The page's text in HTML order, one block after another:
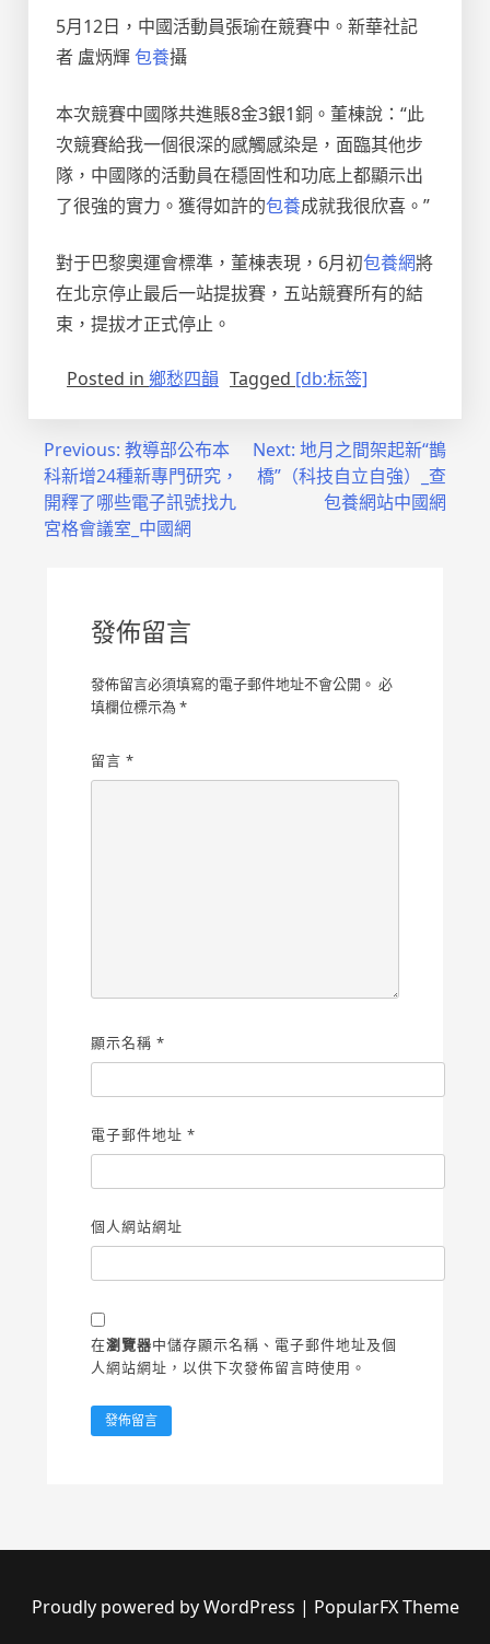
5月12日，中國活動員張瑜在競賽中。新華社記
者 盧炳輝包養攝
本次競賽中國隊共進賬8金3銀1銅。董棟說：“此
次競賽給我一個很深的感觸感染是，面臨其他步
隊，中國隊的活動員在穩固性和功底上都顯示出
了很強的實力。獲得如許的包養成就我很欣喜。”
對于巴黎奧運會標準，董棟表現，6月初包養網將
在北京停止最后一站提拔賽，五站競賽所有的結
束，提拔才正式停止。
Posted in 鄉愁四韻 Tagged [db:标签]
Previous: 教導部公布本
科新增24種新專門研究，
開釋了哪些電子訊號找九
宮格會議室_中國網
Next: 地月之間架起新“鵲
橋”（科技自立自強）_查
包養網站中國網
發佈留言
發佈留言必須填寫的電子郵件地址不會公開。 必
填欄位標示為 *
留言 *
顯示名稱 *
電子郵件地址 *
個人網站網址
在瀏覽器中儲存顯示名稱、電子郵件地址及個
人網站網址，以供下次發佈留言時使用。
Proudly powered by WordPress | PopularFX Theme